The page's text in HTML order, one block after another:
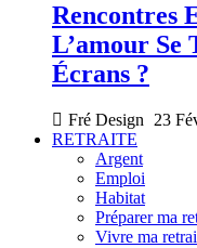
Rencontres
L’amour Se
Écrans ?
Fré Design
23
RETRAITE
Argent
Emploi
Habitat
Préparer ma
Vivre ma